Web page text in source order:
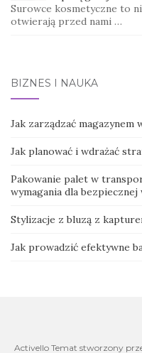
Surowce kosmetyczne to
otwierają przed nami …
BIZNES I NAUKA
Jak zarządzać magazynem
Jak planować i wdrażać
Pakowanie palet w
wymagania dla bezpiecznej
Stylizacje z bluzą z
Jak prowadzić efektywne
Activello Temat stworzony